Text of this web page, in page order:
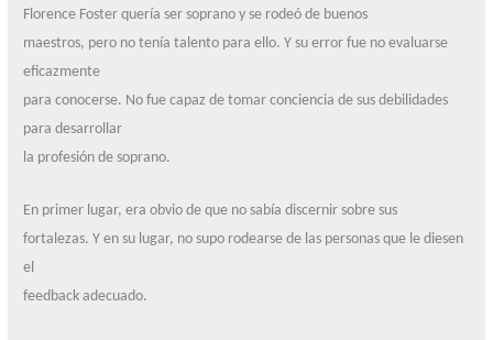
Florence Foster quería ser soprano y se rodeó de buenos
maestros, pero no tenía talento para ello. Y su error fue no evaluarse
eficazmente
para conocerse. No fue capaz de tomar conciencia de sus debilidades
para desarrollar
la profesión de soprano.
En primer lugar, era obvio de que no sabía discernir sobre sus
fortalezas. Y en su lugar, no supo rodearse de las personas que le diesen
el
feedback adecuado.